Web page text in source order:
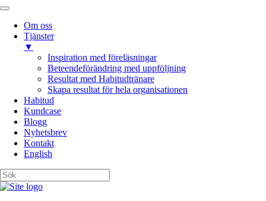
Om oss
Tjänster
▼
Inspiration med föreläsningar
Beteendeförändring med uppföljning
Resultat med Habitudtränare
Skapa resultat för hela organisationen
Habitud
Kundcase
Blogg
Nyhetsbrev
Kontakt
English